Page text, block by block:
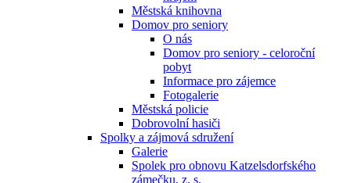
Městská knihovna
Domov pro seniory
O nás
Domov pro seniory - celoroční
pobyt
Informace pro zájemce
Fotogalerie
Městská policie
Dobrovolní hasiči
Spolky a zájmová sdružení
Galerie
Spolek pro obnovu Katzelsdorfského
zámečku, z. s.